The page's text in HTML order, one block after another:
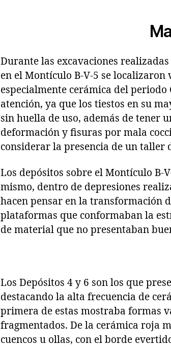
Durante las excavaciones
en el Montículo B-V-5 se
especialmente cerámica del
atención, ya que los tiestos en su
sin huella de uso, además de tener
deformación y fisuras por mala
considerar la presencia de un taller
Los depósitos sobre el Montículo B-
mismo, dentro de depresiones
hacen pensar en la transformación
plataformas que conformaban la
de material que no presentaban
Los Depósitos 4 y 6 son los que
destacando la alta frecuencia de
primera de estas mostraba formas
fragmentados. De la cerámica roja
cuencos u ollas, con el borde